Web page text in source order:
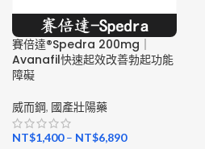
賽倍達®Spedra 200mg｜
Avanafil快速起效改善勃起功能
障礙
威而鋼, 國產壯陽藥
NT$1,400– NT$6,890